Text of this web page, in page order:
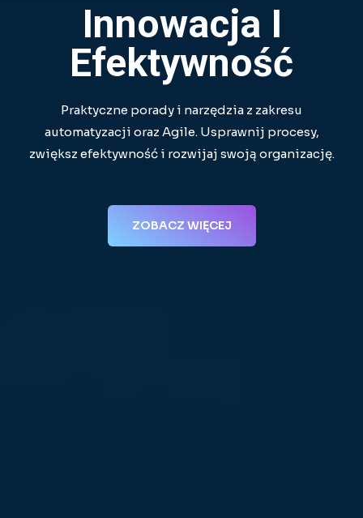
Innowacja I
Efektywność
Praktyczne porady i narzędzia z zakresu
automatyzacji oraz Agile. Usprawnij procesy,
zwiększ efektywność i rozwijaj swoją organizację.
ZOBACZ WIĘCEJ